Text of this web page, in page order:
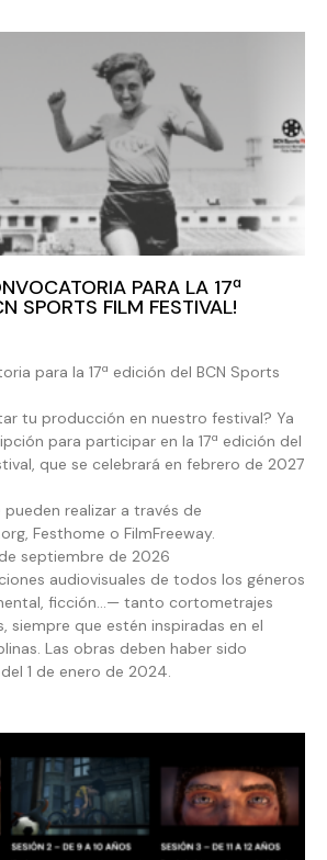
PARA LA 17ª
SPORTS FILM FESTIVAL!
para la 17ª edición del BCN Sports
tu producción en nuestro festival? Ya
para participar en la 17ª edición del
que se celebrará en febrero de 2027
realizar a través de
Festhome o FilmFreeway.
septiembre de 2026
audiovisuales de todos los géneros
ficción…— tanto cortometrajes
siempre que estén inspiradas en el
Las obras deben haber sido
1 de enero de 2024.